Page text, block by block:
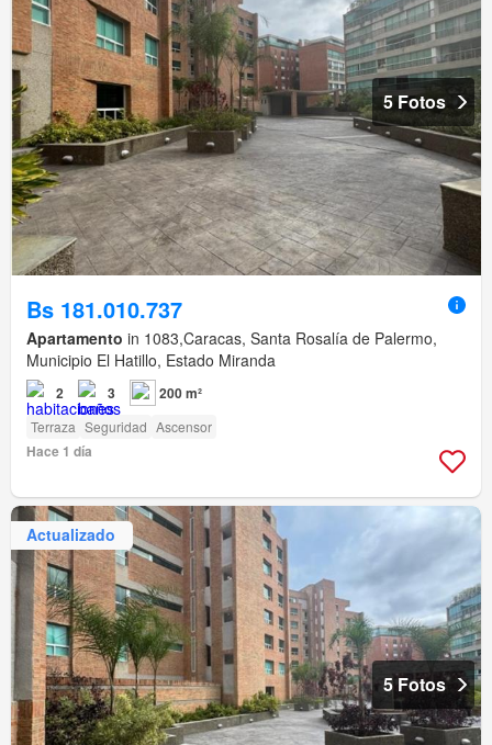
5 Fotos
Bs 181.010.737
Apartamento in 1083,Caracas, Santa Rosalía de Palermo,
Municipio El Hatillo, Estado Miranda
2 3 200 m²
Terraza Seguridad Ascensor
Hace 1 día
Actualizado
5 Fotos